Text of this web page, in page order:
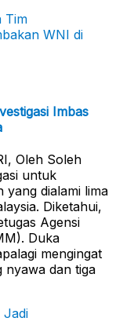
Imbas
Oleh Soleh
untuk
yang dialami lima
Diketahui,
Agensi
Duka
mengingat
nyawa dan tiga